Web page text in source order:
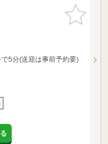
お気に入
りに追加
5分(送迎は事前予約要)